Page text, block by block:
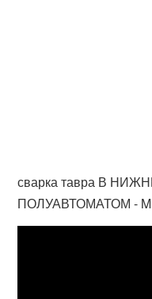
сварка тавра В
ПОЛУАВТОМАТОМ -